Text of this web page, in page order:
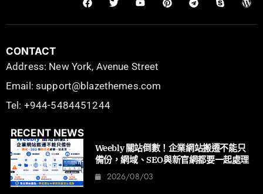
CONTACT
Address: New York, Avenue Street
Email: support@blazethemes.com
Tel: +944-5484451244
RECENT NEWS
Weebly 關站倒數！企業網站搬遷不能只
備份，網域、SEO與新官網都要一起處理
2026/08/03